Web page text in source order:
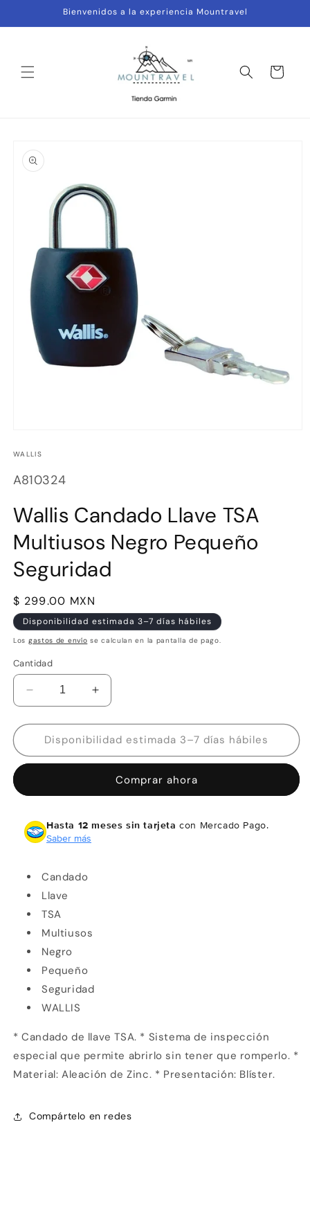
directamente
al contenido
Bienvenidos a la experiencia Mountravel
Carrito
información
multimedia
en
una
modal
WALLIS
SKU:
A810324
Wallis Candado Llave TSA
Multiusos Negro Pequeño
Seguridad
Precio
habitual
$ 299.00 MXN
Disponibilidad estimada 3–7 días hábiles
Los gastos de envío se calculan en la pantalla de pago.
Cantidad
Reducir
cantidad
para
Wallis
Candado
Multiusos
Pequeño
Seguridad
Aumentar
cantidad
para
Wallis
Candado
TSA
Multiusos
Pequeño
Disponibilidad estimada 3–7 días hábiles
Comprar ahora
Hasta 12 meses sin tarjeta con Mercado Pago.
Saber más
Candado
Llave
TSA
Multiusos
Negro
Pequeño
Seguridad
WALLIS
* Candado de llave TSA. * Sistema de inspección
especial que permite abrirlo sin tener que romperlo. *
Material: Aleación de Zinc. * Presentación: Blíster.
Compártelo en redes
Compra ahora y paga a meses
1 Agrega tu producto al carrito yelige
pagar con Meses sin Tarjeta.
En tu cuenta de Mercado Pago, elige
3 débito u otros medios.